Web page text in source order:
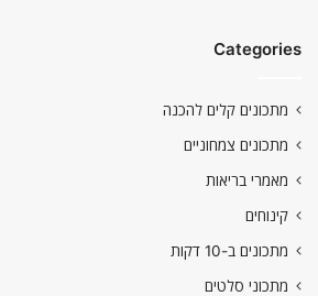
Categories
מתכונים קלים להכנה
מתכונים צמחוניים
מאמרי בריאות
קינוחים
מתכונים ב-10 דקות
מתכוני סלטים